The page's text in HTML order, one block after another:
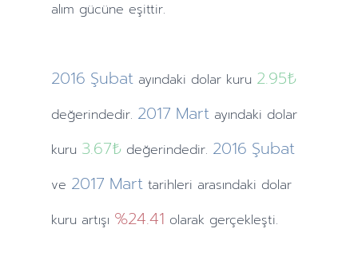
alım gücüne eşittir.
2016 Şubat ayındaki dolar kuru 2.95₺
değerindedir. 2017 Mart ayındaki dolar
kuru 3.67₺değerindedir. 2016 Şubat
ve 2017 Mart tarihleri arasındaki dolar
kuru artışı %24.41 olarak gerçekleşti.